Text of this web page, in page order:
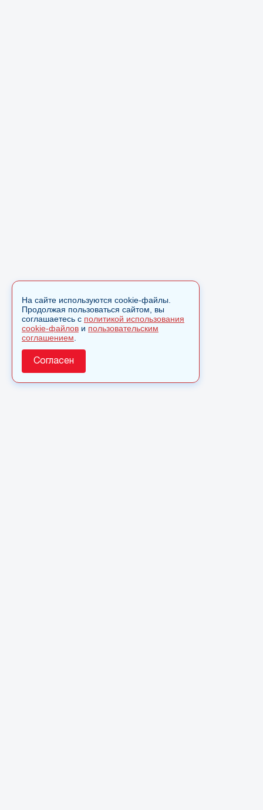
На сайте используются cookie-файлы.
Продолжая пользоваться сайтом, вы
соглашаетесь с политикой использования
cookie-файлов и пользовательским
соглашением
Согласен